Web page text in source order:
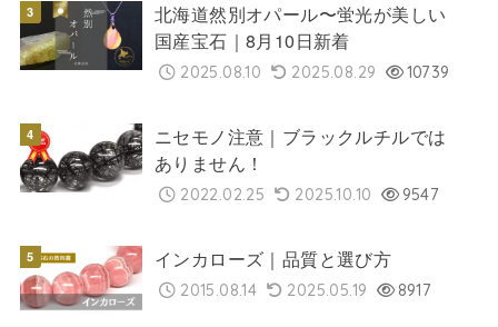
北海道然別オパール〜蛍光が美しい
国産宝石｜8月10日新着
2025.08.10 2025.08.29 10739
ニセモノ注意｜ブラックルチルでは
ありません！
2022.02.25 2025.10.10 9547
インカローズ｜品質と選び方
2015.08.14 2025.05.19 8917